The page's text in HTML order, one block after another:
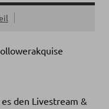
den Livestream &